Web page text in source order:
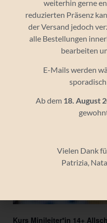
September 19, 9:30-16:00
Kurs Minileiter*in 14+
weiterhin gerne
reduzierten Präsenz
der Versand jedoch
alle Bestellungen
bearbeiten
E-Mails werden
Ab dem 18. August
Vielen Dank
Patrizia,